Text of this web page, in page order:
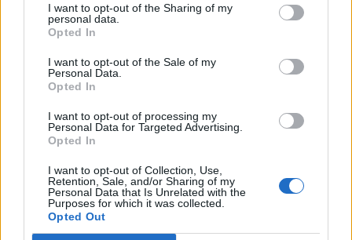
I want to opt-out of the Sharing of my
personal data.
Opted In
I want to opt-out of the Sale of my
Personal Data.
Opted In
I want to opt-out of processing my
Personal Data for Targeted Advertising.
Opted In
I want to opt-out of Collection, Use,
Retention, Sale, and/or Sharing of my
Personal Data that Is Unrelated with the
Purposes for which it was collected.
Opted Out
ΣΧΕΤΙΚA AΡΘΡΑ
Ηράκλειο: “Σκουπίδια κατάχαμα, μια ψησταριά στο
Ηράκλειο: “Σκουπίδια κατάχαμα,
Ηράκλειο: “Σκουπίδια κατάχαμα,
Ηράκλειο: "Σε άθλια κατάσταση το μνημείο